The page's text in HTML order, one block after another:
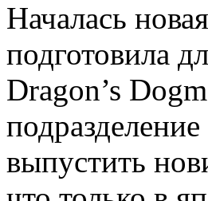
Началась
подготовила
Dragon’s
выпустить